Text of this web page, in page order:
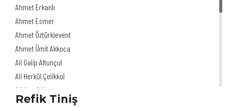
Ahmet Erkanlı
Ahmet Esmer
Ahmet Öztürklevent
Ahmet Ümit Akkoca
Ali Galip Altunçul
Ali Herkül Çelikkol
Ali Kamil Uzun
Ali Şur
Refik Tiniş